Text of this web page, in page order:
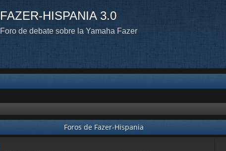
FAZER-HISPANIA 3.0
Foro de debate sobre la Yamaha Fazer
Foros de Fazer-Hispania